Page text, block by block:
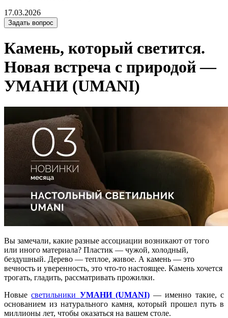
17.03.2026
Задать вопрос
Камень, который светится.
Новая встреча с природой —
УМАНИ (UMANI)
Вы замечали, какие разные ассоциации возникают от того
или иного материала? Пластик — чужой, холодный,
бездушный. Дерево — теплое, живое. А камень — это
вечность и уверенность, это что-то настоящее. Камень хочется
трогать, гладить, рассматривать прожилки.
Новыесветильники УМАНИ (UMANI) — именно такие, с
основанием из натурального камня, который прошел путь в
миллионы лет, чтобы оказаться на вашем столе.